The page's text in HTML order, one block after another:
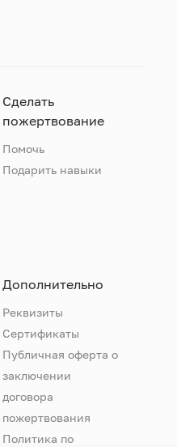
Сделать
пожертвование
Помочь
Подарить навыки
Дополнительно
Реквизиты
Сертификаты
Публичная оферта о
заключении
договора
пожертвования
Политика по